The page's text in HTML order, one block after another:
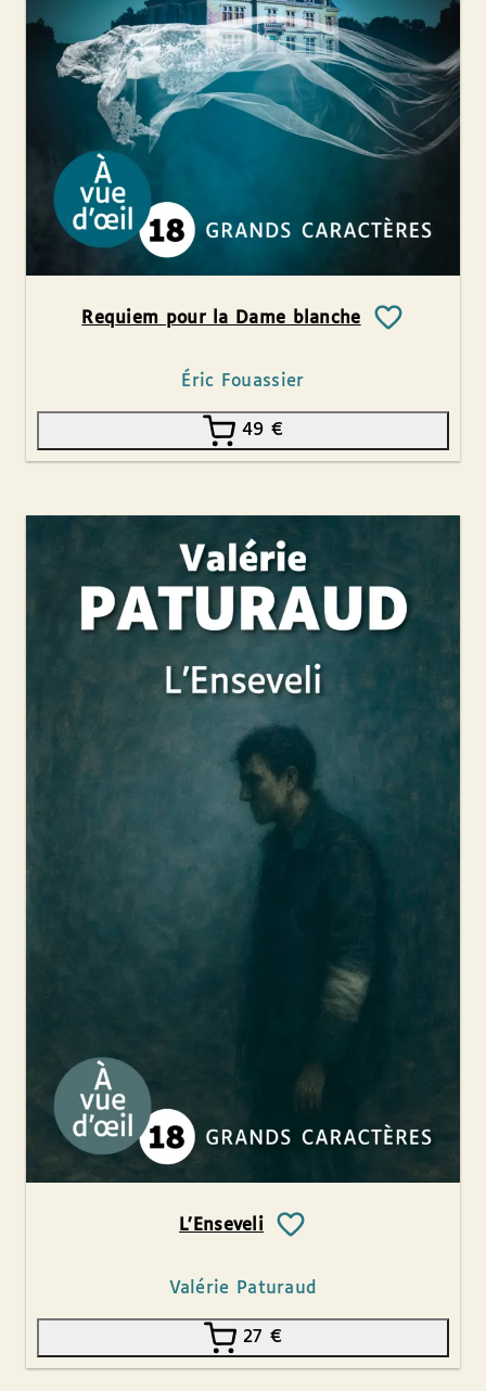
Requiem pour la Dame blanche
Éric Fouassier
49 €
L’Enseveli
Valérie Paturaud
27 €